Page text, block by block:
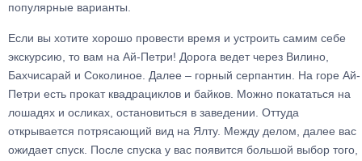
популярные варианты.
Если вы хотите хорошо провести время и устроить самим себе
экскурсию, то вам на Ай-Петри! Дорога ведет через Вилино,
Бахчисарай и Соколиное. Далее – горный серпантин. На горе Ай-
Петри есть прокат квадрациклов и байков. Можно покататься на
лошадях и осликах, остановиться в заведении. Оттуда
открывается потрясающий вид на Ялту. Между делом, далее вас
ожидает спуск. После спуска у вас появится большой выбор того,